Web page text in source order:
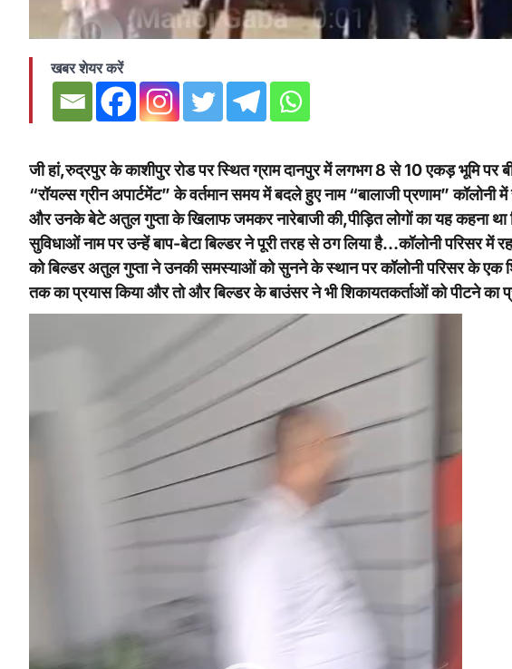
खबर शेयर करें
जी हां,रुद्रपुर के काशीपुर रोड पर स्थित ग्राम दानपुर में लगभग 8 से 10 एकड़ भूमि पर
“रॉयल्स ग्रीन अपार्टमेंट” के वर्तमान समय में बदले हुए नाम “बालाजी प्रणाम” कॉलोनी में
और उनके बेटे अतुल गुप्ता के खिलाफ जमकर नारेबाजी की,पीड़ित लोगों का यह कहना था
सुविधाओं नाम पर उन्हें बाप-बेटा बिल्डर ने पूरी तरह से ठग लिया है…कॉलोनी परिसर में
को बिल्डर अतुल गुप्ता ने उनकी समस्याओं को सुनने के स्थान पर कॉलोनी परिसर के एक
तक का प्रयास किया और तो और बिल्डर के बाउंसर ने भी शिकायतकर्ताओं को पीटने का